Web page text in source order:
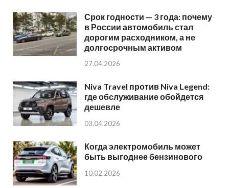
Срок годности — 3 года: почему
в России автомобиль стал
дорогим расходником, а не
долгосрочным активом
27.04.2026
Niva Travel против Niva Legend:
где обслуживание обойдется
дешевле
03.04.2026
Когда электромобиль может
быть выгоднее бензинового
10.02.2026